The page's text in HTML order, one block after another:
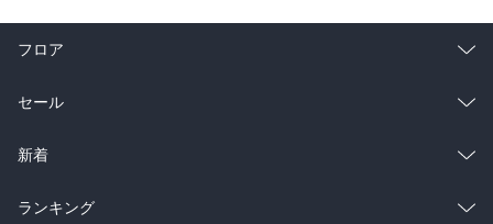
フロア
総合
ラノベ
雑誌・グラビア
セール
総合
ラノベ
新着
総合
ランキング